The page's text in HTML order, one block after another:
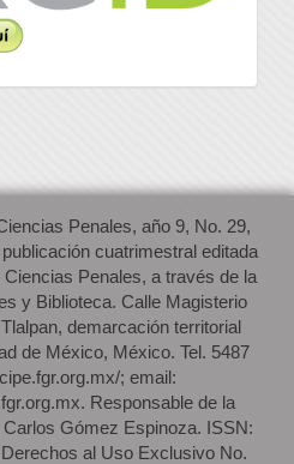
Penales, año 9, No. 29,
cuatrimestral editada
Penales, a través de la
y Biblioteca. Calle Magisterio
demarcación territorial
de México, México. Tel. 5487
; email:
Responsable de la
Gómez Espinoza. ISSN:
al Uso Exclusivo No.